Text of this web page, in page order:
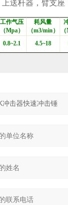
送杆器，臂支座
工作气压
（Mpa）
耗风量
（m3/min）
0.8~2.1 4.5~18